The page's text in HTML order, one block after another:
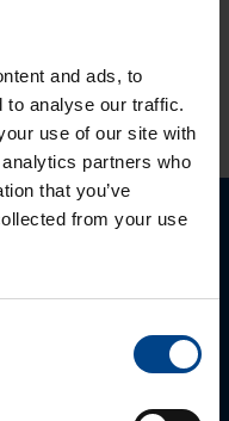
and ads, to
to analyse our traffic.
use of our site with
partners who
that you’ve
from your use